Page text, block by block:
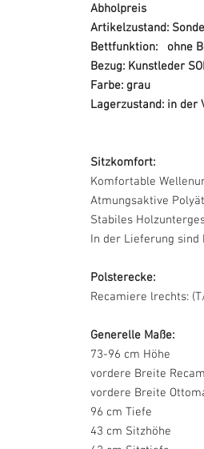
Abholpreis
Artikelzustand:
Bettfunktion: ohne
Bezug: Kunstleder
Farbe: grau
Lagerzustand: in der
Sitzkomfort:
Komfortable
Atmungsaktive
Stabiles
In der Lieferung
Polsterecke:
Recamiere lrechts:
Generelle Maße:
73-96 cm Höhe
vordere Breite
vordere Breite
96 cm Tiefe
43 cm Sitzhöhe